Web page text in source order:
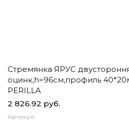
Стремянка ЯРУС
оцинк,h=96см,профиль
PERILLA
2 826.92 руб.
Артикул